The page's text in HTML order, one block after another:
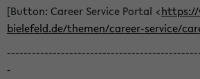
[Button: Career Service Portal <https://
bielefeld.de/themen/career-service/
-